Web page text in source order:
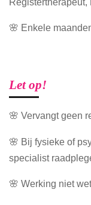
🌸 Enkele
Let op!
🌸 Vervangt geen
🌸 Bij fysieke of
specialist
🌸 Werking niet